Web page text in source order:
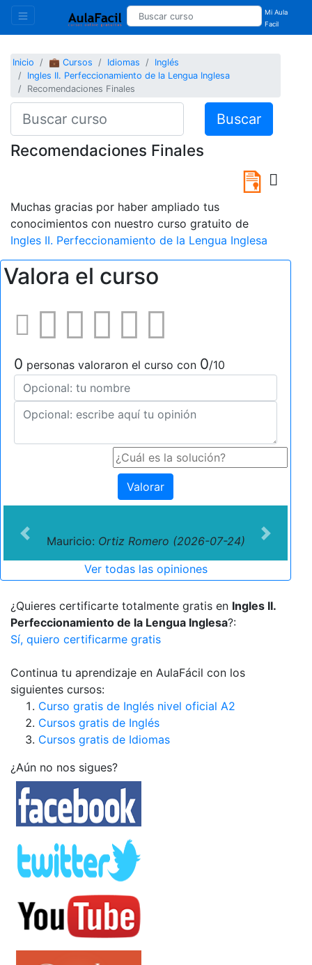
Mi Aula
Facil
Inicio 💼 Cursos Idiomas
Inglés
Ingles II. Perfeccionamiento de la Lengua Inglesa
Recomendaciones Finales
Buscar
Recomendaciones Finales
Muchas gracias por haber ampliado tus
conocimientos con nuestro curso gratuito de
Ingles II. Perfeccionamiento de la Lengua Inglesa
Valora el curso
0 personas valoraron el curso con 0/10
Valorar
Mauricio: Ortiz Romero (2026-07-24)
Previous Next
Ver todas las opiniones
¿Quieres certificarte totalmente gratis en Ingles II.
Perfeccionamiento de la Lengua Inglesa?:
Sí, quiero certificarme gratis
Continua tu aprendizaje en AulaFácil con los
siguientes cursos:
Curso gratis de Inglés nivel oficial A2
Cursos gratis de Inglés
Cursos gratis de Idiomas
¿Aún no nos sigues?